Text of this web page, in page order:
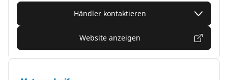
Händler kontaktieren
Website anzeigen